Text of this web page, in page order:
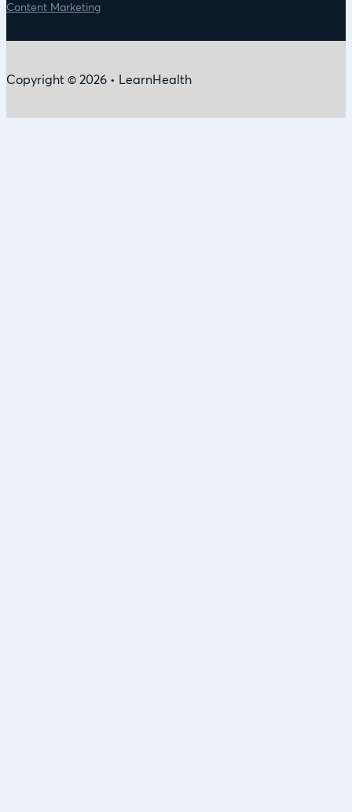
Content Marketing
Copyright © 2026 • LearnHealth